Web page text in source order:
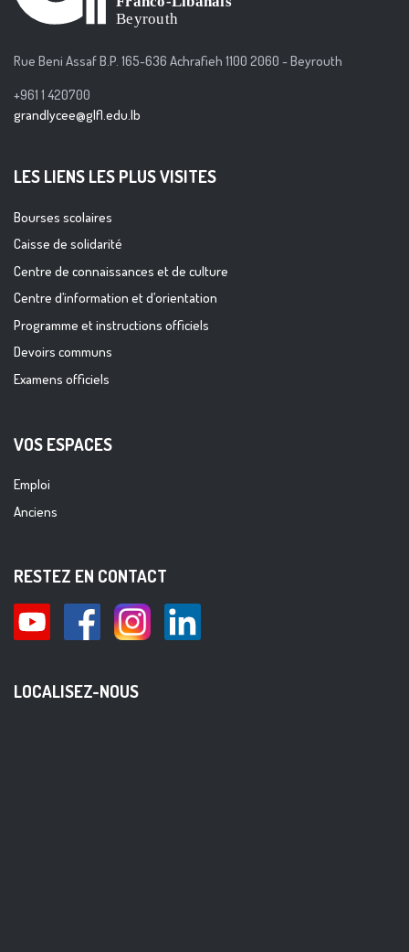
Rue Beni Assaf B.P. 165-636 Achrafieh 1100 2060 - Beyrouth
+961 1 420700
grandlycee@glfl.edu.lb
LES LIENS LES PLUS VISITES
Bourses scolaires
Caisse de solidarité
Centre de connaissances et de culture
Centre d’information et d’orientation
Programme et instructions officiels
Devoirs communs
Examens officiels
VOS ESPACES
Emploi
Anciens
RESTEZ EN CONTACT
LOCALISEZ-NOUS